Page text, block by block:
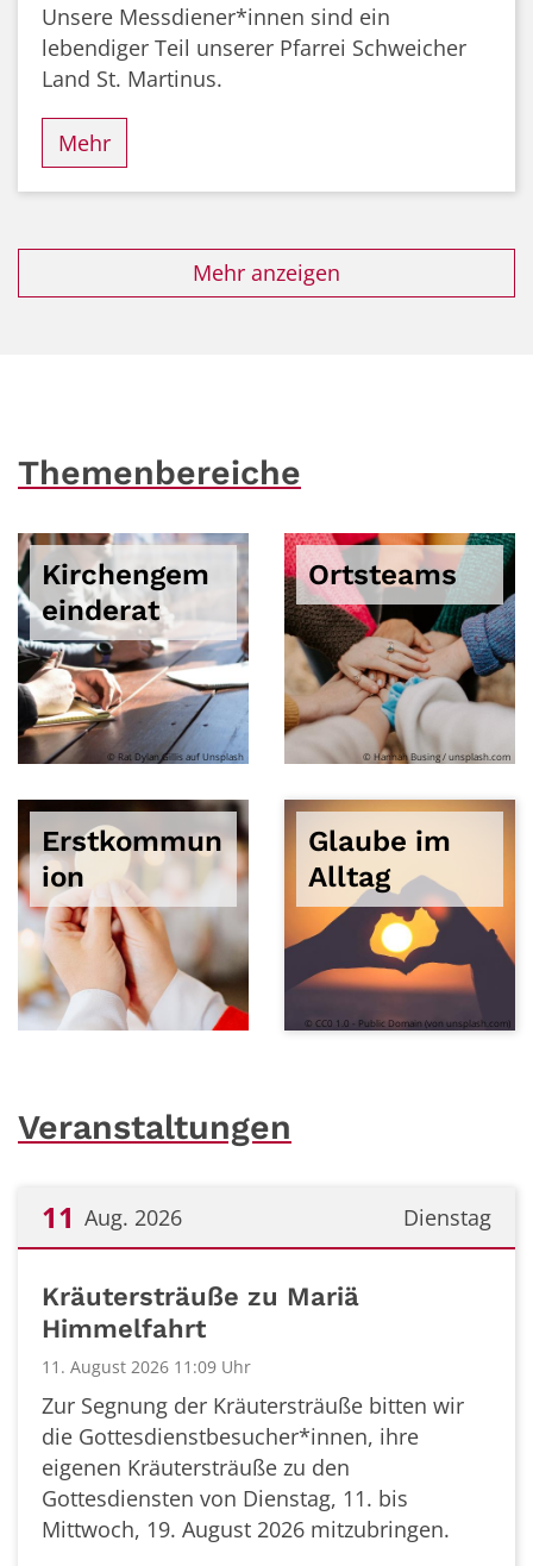
Unsere Messdiener*innen sind ein
lebendiger Teil unserer Pfarrei Schweicher
Land St. Martinus.
Mehr
Mehr anzeigen
Themenbereiche
Kirchengem
einderat
© Rat Dylan Gillis auf Unsplash
Ortsteams
© Hannah Busing / unsplash.com
Erstkommun
ion
Glaube im
Alltag
© CC0 1.0 - Public Domain (von unsplash.com)
Veranstaltungen
Dienstag
11 Aug. 2026
Kräutersträuße zu Mariä
Himmelfahrt
11. August 2026 11:09 Uhr
Zur Segnung der Kräutersträuße bitten wir
die Gottesdienstbesucher*innen, ihre
eigenen Kräutersträuße zu den
Gottesdiensten von Dienstag, 11. bis
Mittwoch, 19. August 2026 mitzubringen.